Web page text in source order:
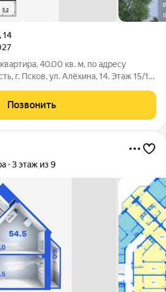
,14
40.00 кв. м, по адресу
г. Псков, ул. Алёхина, 14. Этаж 15/16.
Позвонить
3 этаж из 9